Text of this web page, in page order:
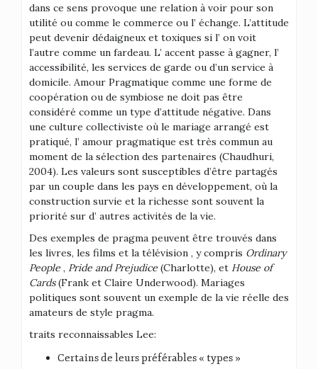
dans ce sens provoque une relation à voir pour son
utilité ou comme le commerce ou l’ échange. L’attitude
peut devenir dédaigneux et toxiques si l’ on voit
l’autre comme un fardeau. L’ accent passe à gagner, l’
accessibilité, les services de garde ou d’un service à
domicile. Amour Pragmatique comme une forme de
coopération ou de symbiose ne doit pas être
considéré comme un type d’attitude négative. Dans
une culture collectiviste où le mariage arrangé est
pratiqué, l’ amour pragmatique est très commun au
moment de la sélection des partenaires (Chaudhuri,
2004). Les valeurs sont susceptibles d’être partagés
par un couple dans les pays en développement, où la
construction survie et la richesse sont souvent la
priorité sur d’ autres activités de la vie.
Des exemples de pragma peuvent être trouvés dans
les livres, les films et la télévision , y compris Ordinary
People , Pride and Prejudice (Charlotte), et House of
Cards(Frank et Claire Underwood). Mariages
politiques sont souvent un exemple de la vie réelle des
amateurs de style pragma.
traits reconnaissables Lee:
Certains de leurs préférables « types »